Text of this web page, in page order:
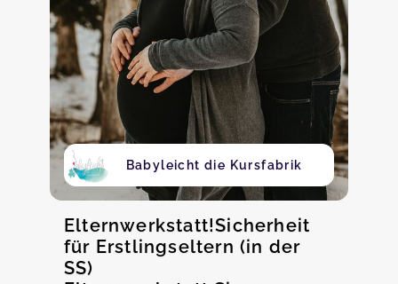
Babyleicht die Kursfabrik
Elternwerkstatt!Sicherheit
für Erstlingseltern (in der
SS)